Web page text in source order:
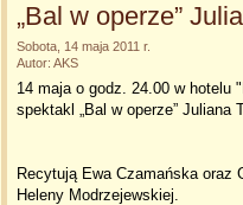
„Bal w operze”
Sobota, 14 maja 2011 r.
Autor: AKS
14 maja o godz. 24.00 w hotelu
spektakl „Bal w operze” Juliana
Recytują Ewa Czamańska oraz
Heleny Modrzejewskiej.